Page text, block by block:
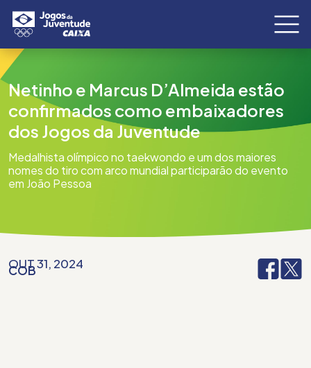
Netinho e Marcus D’Almeida estão
confirmados como embaixadores
dos Jogos da Juventude
Medalhista olímpico no taekwondo e um dos maiores
nomes do tiro com arco mundial participarão do evento
em João Pessoa
OUT 31, 2024
COB